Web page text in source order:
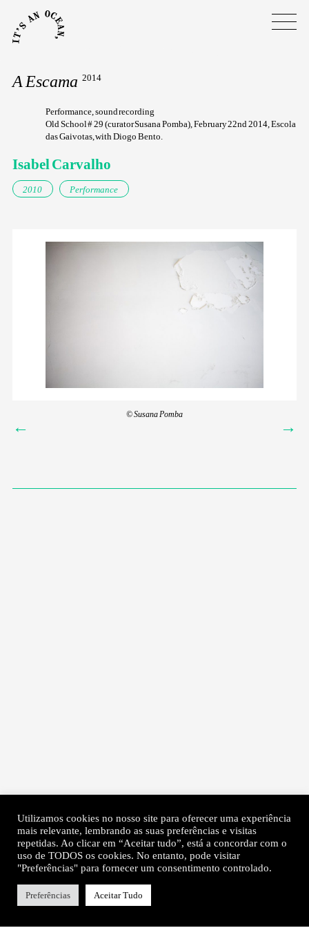
A Escama 2014
Performance, sound recording
Old School # 29 (curator Susana Pomba), February 22nd 2014, Escola
das Gaivotas, with Diogo Bento.
Isabel Carvalho
2010 Performance
© Susana Pomba
← →
Utilizamos cookies no nosso site para oferecer uma experiência
mais relevante, lembrando as suas preferências e visitas
repetidas. Ao clicar em “Aceitar tudo”, está a concordar com o
uso de TODOS os cookies. No entanto, pode visitar
"Preferências" para fornecer um consentimento controlado.
Preferências Aceitar Tudo